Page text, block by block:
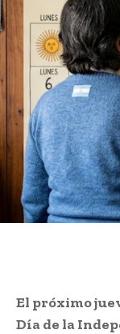
El próximo
Día de la